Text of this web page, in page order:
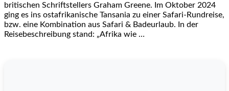
britischen Schriftstellers Graham Greene. Im Oktober 2024
ging es ins ostafrikanische Tansania zu einer Safari-Rundreise,
bzw. eine Kombination aus Safari & Badeurlaub. In der
Reisebeschreibung stand: „Afrika wie …